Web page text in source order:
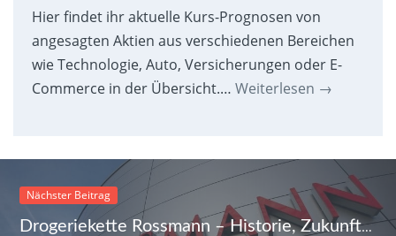
Hier findet ihr aktuelle Kurs-Prognosen von
angesagten Aktien aus verschiedenen Bereichen
wie Technologie, Auto, Versicherungen oder E-
Commerce in der Übersicht.… Weiterlesen →
Nächster Beitrag
Drogeriekette Rossmann – Historie, Zukunft und die Konkurrenz